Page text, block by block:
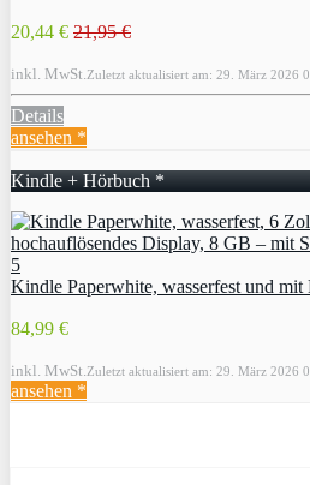
20,44 € 21,95 €
inkl. MwSt. Zuletzt aktualisiert am: 29. März 2026
Details
ansehen *
Kindle + Hörbuch *
Kindle Paperwhite, wasserfest und mit
84,99 €
inkl. MwSt. Zuletzt aktualisiert am: 29. März 2026
ansehen *